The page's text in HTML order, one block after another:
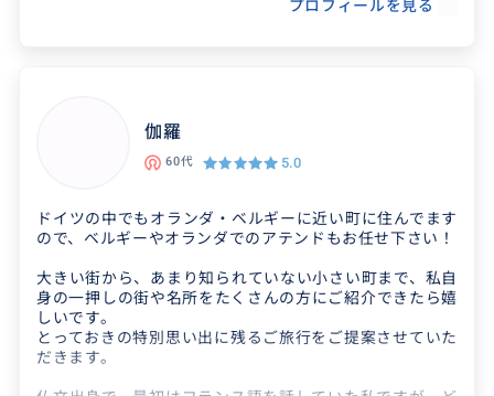
着、ベルギーファッションも得意。美味しいも
パートナーの知識が豊富で楽しい旅でし
た。ベルギーがとても好き
70代 2026/8/6
ベルギーがとても好きなり再訪したいです
プロフィールを見る
伽羅
60代 5.0
ドイツの中でもオランダ・ベルギーに近い町に住んでます
ので、ベルギーやオランダでのアテンドもお任せ下さい！
大きい街から、あまり知られていない小さい町まで、私自
身の一押しの街や名所をたくさんの方にご紹介できたら嬉
しいです。
とっておきの特別思い出に残るご旅行をご提案させていた
だきます。